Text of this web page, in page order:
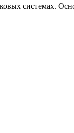
системах.